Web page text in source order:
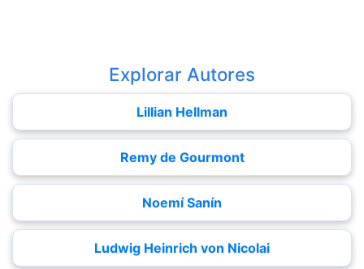
Explorar Autores
Lillian Hellman
Remy de Gourmont
Noemí Sanín
Ludwig Heinrich von Nicolai